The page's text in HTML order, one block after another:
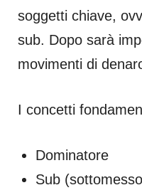
soggetti chiave,
sub. Dopo sarà
movimenti di
I concetti
Dominatore
Sub